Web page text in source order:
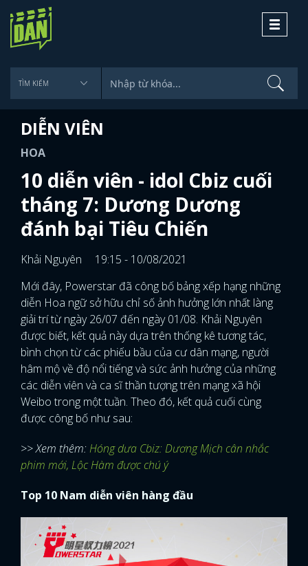
Toggle
DIỄN VIÊN
HOA
10 diễn viên - idol Cbiz cuối
tháng 7: Dương Dương
đánh bại Tiêu Chiến
Khải Nguyên
19:15 - 10/08/2021
Mới đây, Powerstar đã công bố bảng xếp hạng những
diễn Hoa ngữ sở hữu chỉ số ảnh hưởng lớn nhất làng
giải trí từ ngày 26/07 đến ngày 01/08. Khải Nguyên
được biết, kết quả này dựa trên thống kê tương tác,
bình chọn từ các phiếu bầu của cư dân mạng, người
hâm mộ về độ nổi tiếng và sức ảnh hưởng của những
các diễn viên và ca sĩ thần tượng trên mạng xã hội
Weibo trong một tuần. Theo đó, kết quả cuối cùng
được công bố như sau:
>> Xem thêm:Hóng dưa Cbiz: Dương Mịch cân nhắc
phim mới, Lộc Hàm được chú ý
Top 10 Nam diễn viên hàng đầu